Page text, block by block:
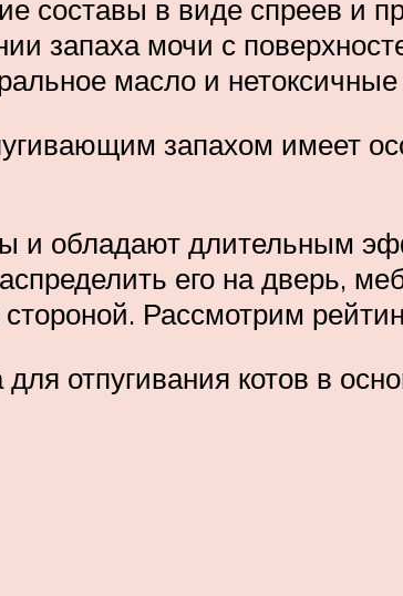
составы в виде спреев и
запаха мочи с
масло и
запахом имеет
и обладают длительным
его на дверь,
Рассмотрим
отпугивания котов в